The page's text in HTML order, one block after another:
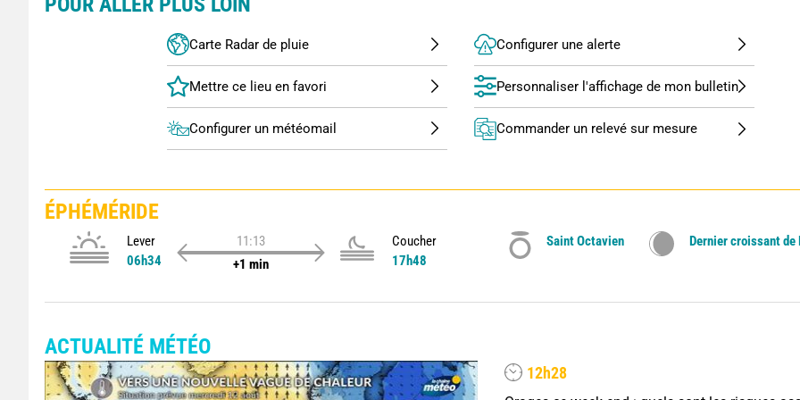
Carte Radar de pluie
Configurer un météomail
Configurer une alerte
Personnaliser l'affichage de mon bulletin
Commander un relevé sur mesure
ÉPHÉMÉRIDE
Lever
06h34
11:13
+1 min
Coucher
17h48
Saint Octavien Dernier croissant de
ACTUALITÉ MÉTÉO
12h28